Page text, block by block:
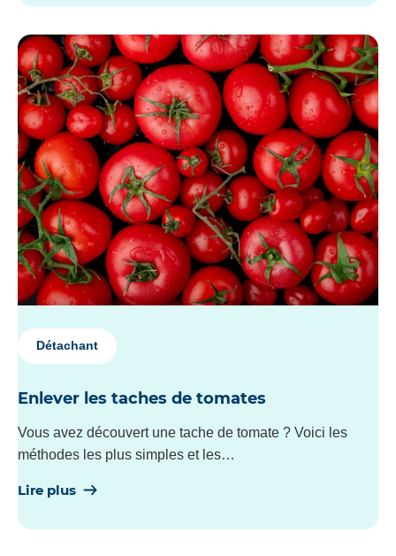
Détachant
Enlever les taches de tomates
Vous avez découvert une tache de tomate ? Voici les
méthodes les plus simples et les…
Lire plus